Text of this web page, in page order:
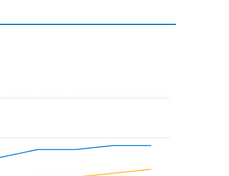
inkomen
over en ga naar de datatabel
2012-2023